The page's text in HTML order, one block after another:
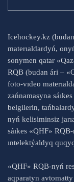
Icehockey.kz (budan
materıaldardyń,
sonymen qatar
RQB (budan ári –
foto-vıdeo
zańnamasyna
belgilerin,
nyń kelisiminsiz
sáıkes «QHF»
ıntelektýaldyq
«QHF» RQB-nyń
aqparatyn